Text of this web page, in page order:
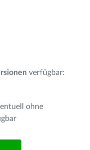
verfügbar:
ohne